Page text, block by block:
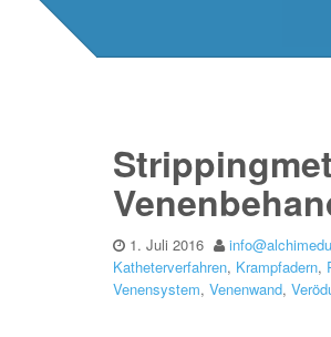
1. Juli 2016
Katheterverfahren, Krampfadern,
Venensystem, Venenwand,